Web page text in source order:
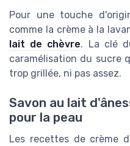
Pour une touche
comme la crème à la
lait de chèvre. La clé
caramélisation du sucre
trop grillée, ni pas assez.
Savon au lait
pour la peau
Les recettes de crème